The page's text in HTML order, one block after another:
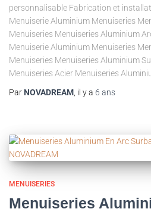
personnalisable Fabrication et
Menuiserie Aluminium Menuiseries
Menuiseries Menuiseries Aluminium
Menuiserie Aluminium Menuiseries
Menuiseries Menuiseries Aluminium
Menuiseries Acier Menuiseries
Par NOVADREAM , il y a 6 ans
MENUISERIES
Menuiseries